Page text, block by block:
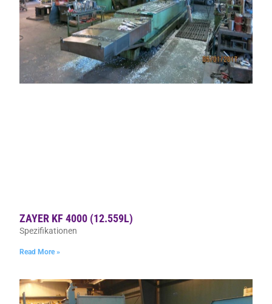
ZAYER KF 4000 (12.559L)
Spezifikationen
Read More »